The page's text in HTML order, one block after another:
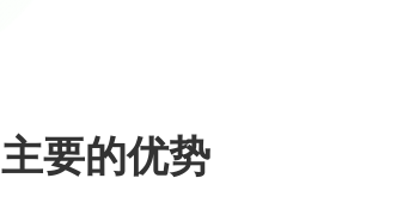
主要的优势